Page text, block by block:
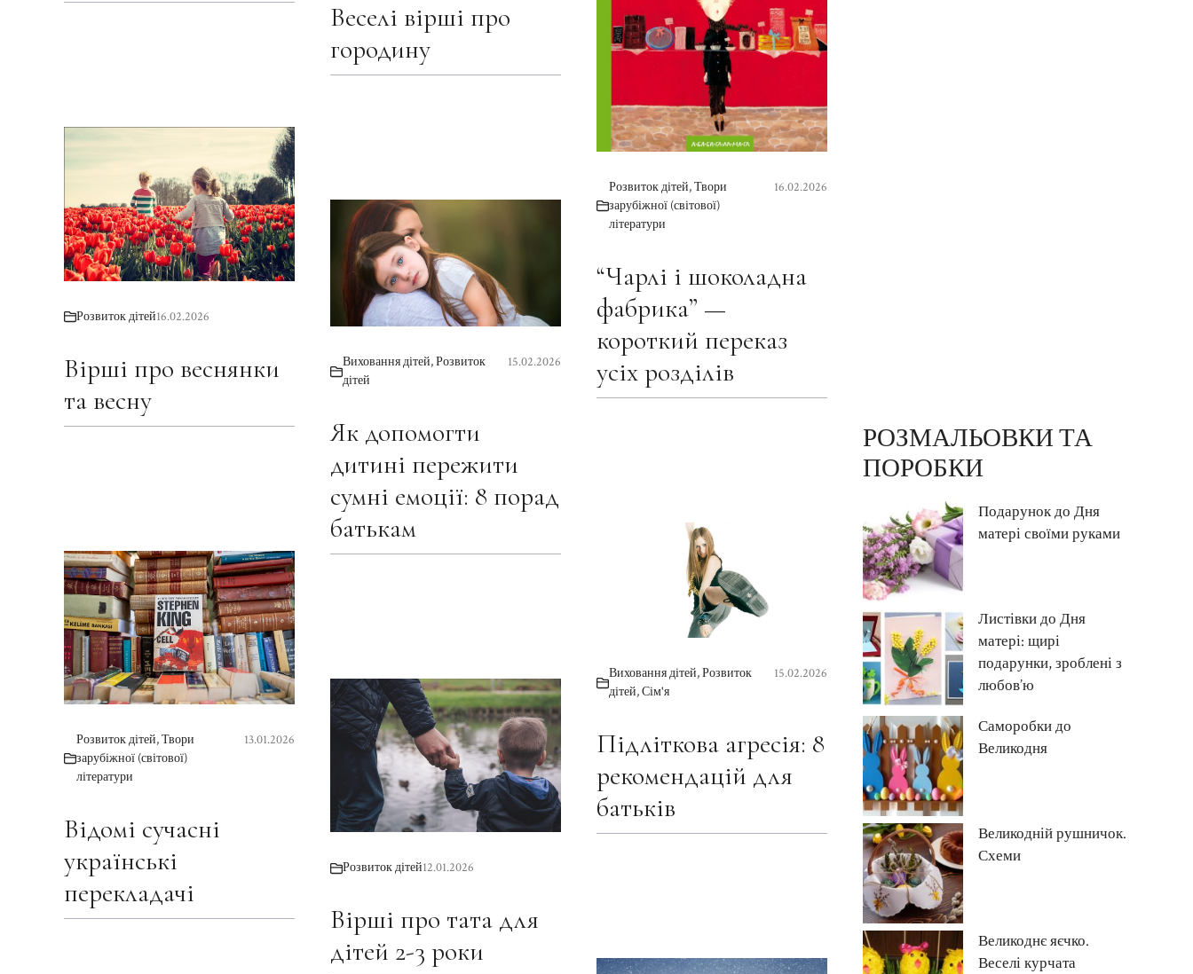
Веселі вірші про
городину
Розвиток дітей,Твори
зарубіжної (світової)
літератури
16.02.2026
“Чарлі і шоколадна
фабрика” —
короткий переказ
усіх розділів
Розвиток дітей16.02.2026
Вірші про веснянки
та весну
Виховання дітей,Розвиток
дітей
15.02.2026
Як допомогти
дитині пережити
сумні емоції: 8 порад
батькам
Виховання дітей,Розвиток
дітей,Сім'я
15.02.2026
Підліткова агресія: 8
рекомендацій для
батьків
Розвиток дітей,Твори
зарубіжної (світової)
літератури
13.01.2026
Відомі сучасні
українські
перекладачі
Розвиток дітей12.01.2026
Вірші про тата для
дітей 2-3 роки
РОЗМАЛЬОВКИ ТА
ПОРОБКИ
Подарунок до Дня
матері своїми руками
Листівки до Дня
матері: щирі
подарунки, зроблені з
любов’ю
Саморобки до
Великодня
Великодній рушничок.
Схеми
Великоднє яєчко.
Веселі курчата